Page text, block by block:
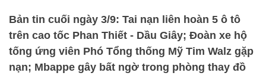
Bản tin cuối ngày 3/9: Tai nạn liên hoàn 5 ô tô
trên cao tốc Phan Thiết - Dầu Giây; Đoàn xe hộ
tống ứng viên Phó Tổng thống Mỹ Tim Walz gặp
nạn; Mbappe gây bất ngờ trong phòng thay đồ